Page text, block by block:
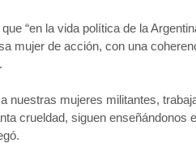
“en la vida política de la
mujer de acción, con una
nuestras mujeres militantes,
crueldad, siguen enseñándonos